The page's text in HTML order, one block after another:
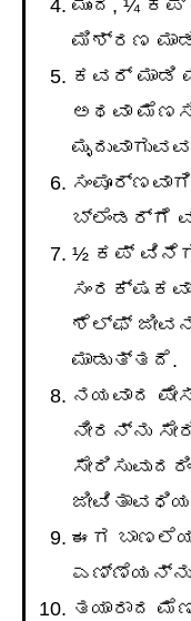
ಮುಂದೆ, ¼
ಮಿಶ್ರಣ
ಕವರ್ ಮಾಡಿ
ಅಥವಾ
ಬ್ಲೆಂಡರ್ಗೆ
½ ಕಪ್
ಶೆಲ್ಫ್
ಮಾಡುತ್ತದೆ.
ನಯವಾದ
ನೀರನ್ನು
ಈಗ
ಎಣ್ಣೆಯನ್ನು
ತಯಾರಾದ